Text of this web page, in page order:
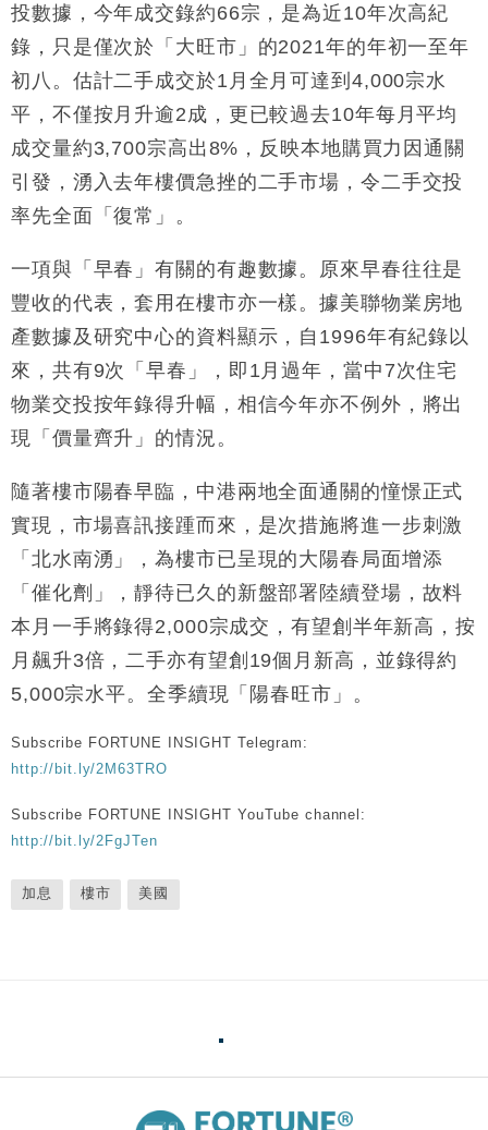
投數據，今年成交錄約66宗，是為近10年次高紀
錄，只是僅次於「大旺市」的2021年的年初一至年
初八。估計二手成交於1月全月可達到4,000宗水
平，不僅按月升逾2成，更已較過去10年每月平均
成交量約3,700宗高出8%，反映本地購買力因通關
引發，湧入去年樓價急挫的二手市場，令二手交投
率先全面「復常」。
一項與「早春」有關的有趣數據。原來早春往往是
豐收的代表，套用在樓市亦一樣。據美聯物業房地
產數據及研究中心的資料顯示，自1996年有紀錄以
來，共有9次「早春」，即1月過年，當中7次住宅
物業交投按年錄得升幅，相信今年亦不例外，將出
現「價量齊升」的情況。
隨著樓市陽春早臨，中港兩地全面通關的憧憬正式
實現，市場喜訊接踵而來，是次措施將進一步刺激
「北水南湧」，為樓市已呈現的大陽春局面增添
「催化劑」，靜待已久的新盤部署陸續登場，故料
本月一手將錄得2,000宗成交，有望創半年新高，按
月飆升3倍，二手亦有望創19個月新高，並錄得約
5,000宗水平。全季續現「陽春旺市」。
Subscribe FORTUNE INSIGHT Telegram:
http://bit.ly/2M63TRO
Subscribe FORTUNE INSIGHT YouTube channel:
http://bit.ly/2FgJTen
加息 樓市 美國